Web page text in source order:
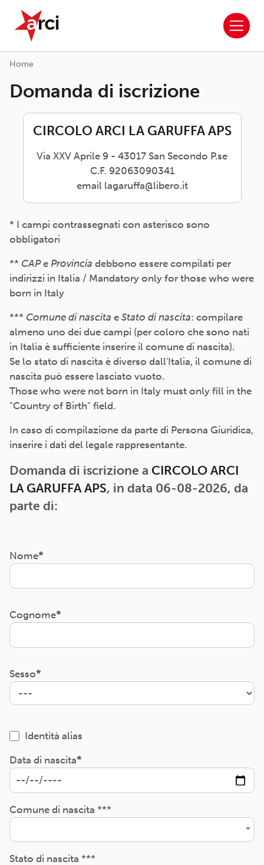
Salta al contenuto principale
ARCI APS
Home
Domanda di iscrizione
CIRCOLO ARCI LA GARUFFA APS
Via XXV Aprile 9 - 43017 San Secondo P.se
C.F. 92063090341
email lagaruffa@libero.it
* I campi contrassegnati con asterisco sono
obbligatori
** CAPe Provincia debbono essere compilati per
indirizzi in Italia / Mandatory only for those who were
born in Italy
*** Comune di nascita e Stato di nascita: compilare
almeno uno dei due campi (per coloro che sono nati
in Italia è sufficiente inserire il comune di nascita).
Se lo stato di nascita è diverso dall'Italia, il comune di
nascita può essere lasciato vuoto.
Those who were not born in Italy must only fill in the
"Country of Birth" field.
In caso di compilazione da parte di Persona Giuridica,
inserire i dati del legale rappresentante.
Domanda di iscrizione a CIRCOLO ARCI
LA GARUFFA APS, in data 06-08-2026, da
parte di:
Nome
Cognome
Sesso
Identità alias
Data di nascita
Comune di nascita ***
Stato di nascita ***